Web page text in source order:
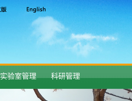
实验室管理 科研管理